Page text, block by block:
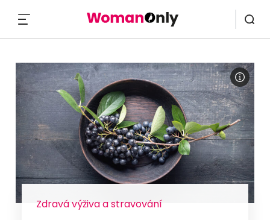
Zdravá výživa a stravování